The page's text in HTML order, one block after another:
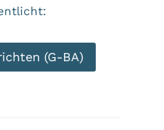
(G-BA)